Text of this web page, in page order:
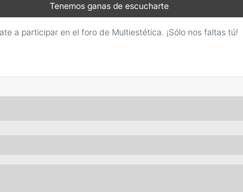
Tenemos ganas de escucharte
a participar en el foro de Multiestética. ¡Sólo nos faltas tú!